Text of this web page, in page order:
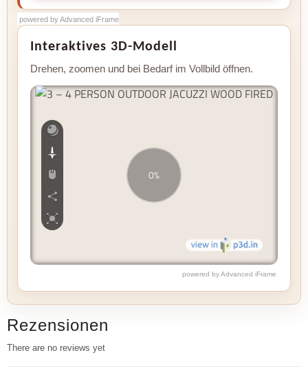
powered by Advanced iFrame
Interaktives 3D-Modell
Drehen, zoomen und bei Bedarf im Vollbild öffnen.
powered by Advanced iFrame
Rezensionen
There are no reviews yet